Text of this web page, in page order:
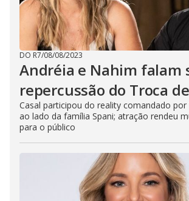
DO R7/08/08/2023
Andréia e Nahim falam
repercussão do Troca
Casal participou do reality comandado por
ao lado da família Spani; atração rendeu
para o público